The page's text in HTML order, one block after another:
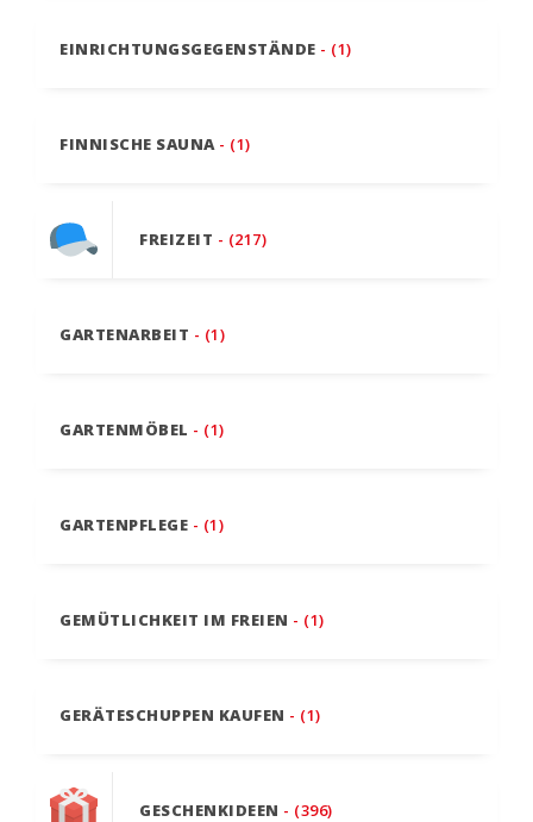
EINRICHTUNGSGEGENSTÄNDE - (1)
FINNISCHE SAUNA - (1)
FREIZEIT - (217)
GARTENARBEIT - (1)
GARTENMÖBEL - (1)
GARTENPFLEGE - (1)
GEMÜTLICHKEIT IM FREIEN - (1)
GERÄTESCHUPPEN KAUFEN - (1)
GESCHENKIDEEN - (396)